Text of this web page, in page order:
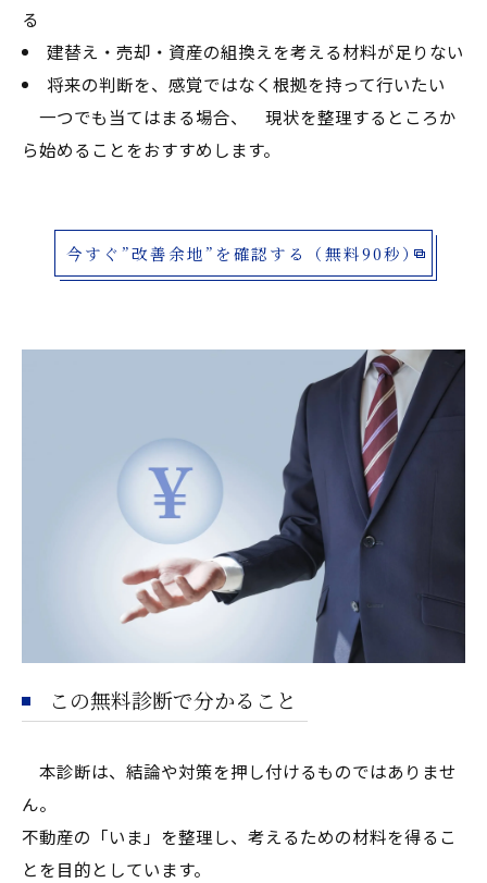
る
建替え・売却・資産の組換えを考える材料が足りない
将来の判断を、感覚ではなく根拠を持って行いたい
一つでも当てはまる場合、 現状を整理するところか
ら始めることをおすすめします。
今すぐ”改善余地”を確認する（無料90秒）
この無料診断で分かること
本診断は、結論や対策を押し付けるものではありませ
ん。
不動産の「いま」を整理し、考えるための材料を得るこ
とを目的としています。